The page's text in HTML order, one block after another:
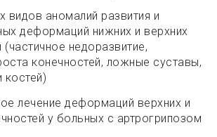
видов аномалий развития и
деформаций нижних и верхних
(частичное недоразвитие,
конечностей, ложные суставы,
лечение деформаций верхних и
у больных с артрогрипозом